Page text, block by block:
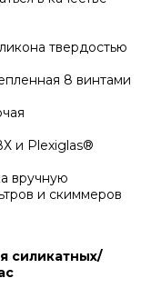
твердостью
8 винтами
и Plexiglas®
вручную
и скиммеров
силикатных/